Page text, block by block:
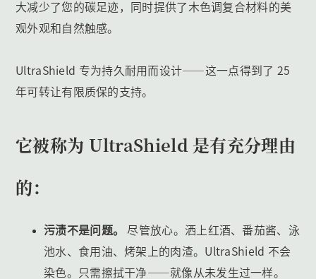
大减少了您的碳足迹，同时提供了木色调复合材料的美
观外观和自然触感。
UltraShield 专为持久耐用而设计——这一点得到了 25
年可转让有限质保的支持。
它被称为 UltraShield 是有充分理由
的：
污渍不是问题。
尽管放心。洒上红酒、番茄酱、泳
池水、食用油、烤架上的肉渣。UltraShield 不会
染色。只需擦拭干净——就像从未发生过一样。